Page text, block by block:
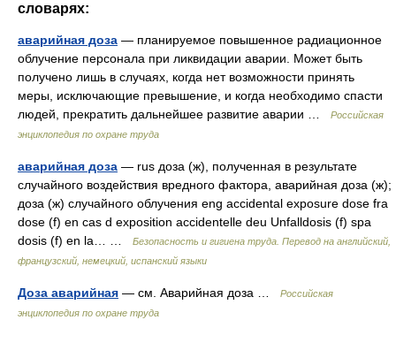
словарях:
аварийная доза — планируемое повышенное радиационное
облучение персонала при ликвидации аварии. Может быть
получено лишь в случаях, когда нет возможности принять
меры, исключающие превышение, и когда необходимо спасти
людей, прекратить дальнейшее развитие аварии …
Российская
энциклопедия по охране труда
аварийная доза — rus доза (ж), полученная в результате
случайного воздействия вредного фактора, аварийная доза (ж);
доза (ж) случайного облучения eng accidental exposure dose fra
dose (f) en cas d exposition accidentelle deu Unfalldosis (f) spa
dosis (f) en la… …
Безопасность и гигиена труда. Перевод на английский,
французский, немецкий, испанский языки
Доза аварийная — см. Аварийная доза …
Российская
энциклопедия по охране труда